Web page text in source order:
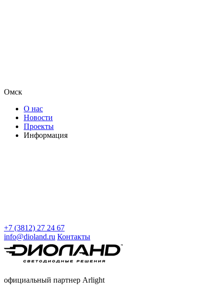
Омск
О нас
Новости
Проекты
Информация
+7 (3812) 27 24 67
info@dioland.ru Контакты
официальный партнер Arlight